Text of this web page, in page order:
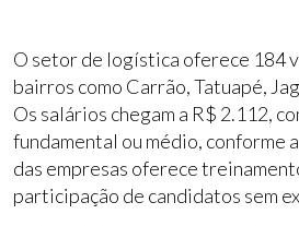
O setor de logística oferece 184
bairros como Carrão, Tatuapé,
Os salários chegam a R$ 2.112,
fundamental ou médio, conforme
das empresas oferece
participação de candidatos sem